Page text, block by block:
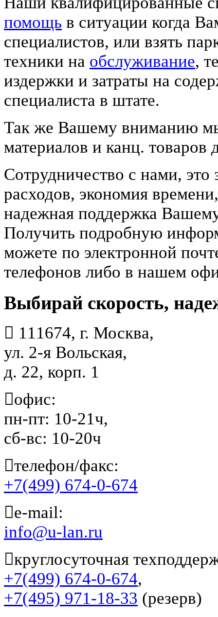
помощь в ситуации когда
специалистов, или взять
техники на обслуживание,
издержки и затраты на
специалиста в штате.
Так же Вашему вниманию
материалов и канц. товаров
Сотрудничество с нами,
расходов, экономия
надежная поддержка
Получить подробную
можете по электронной
телефонов либо в нашем
Выбирай скорость,
111674, г. Москва,
ул. 2-я Вольская,
д. 22, корп. 1
офис:
пн-пт: 10-21ч,
сб-вс: 10-20ч
телефон/факс:
+7(499) 674-0-674
е-mail:
info@u-lan.ru
круглосуточная
+7(499) 674-0-674,
+7(495) 971-18-33 (резерв)